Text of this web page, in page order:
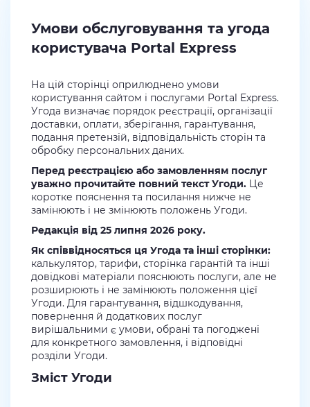
Умови обслуговування та угода
користувача Portal Express
На цій сторінці оприлюднено умови
користування сайтом і послугами Portal Express.
Угода визначає порядок реєстрації, організації
доставки, оплати, зберігання, гарантування,
подання претензій, відповідальність сторін та
обробку персональних даних.
Перед реєстрацією або замовленням послуг
уважно прочитайте повний текст Угоди. Це
коротке пояснення та посилання нижче не
замінюють і не змінюють положень Угоди.
Редакція від 25 липня 2026 року.
Як співвідносяться ця Угода та інші сторінки:
калькулятор, тарифи, сторінка гарантій та інші
довідкові матеріали пояснюють послуги, але не
розширюють і не замінюють положення цієї
Угоди. Для гарантування, відшкодування,
повернення й додаткових послуг
вирішальними є умови, обрані та погоджені
для конкретного замовлення, і відповідні
розділи Угоди.
Зміст Угоди